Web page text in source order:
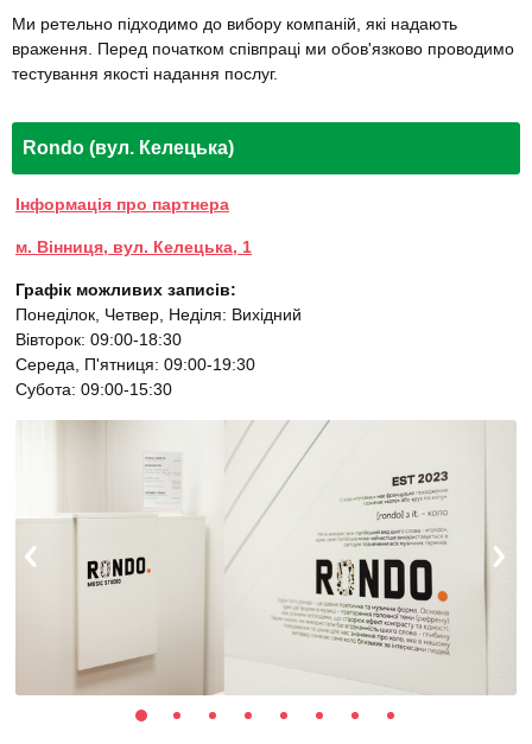
Ми ретельно підходимо до вибору компаній, які надають
враження. Перед початком співпраці ми обов'язково проводимо
тестування якості надання послуг.
Rondo (вул. Келецька)
Інформація про партнера
м. Вінниця, вул. Келецька, 1
Графік можливих записів:
Понеділок, Четвер, Неділя: Вихідний
Вівторок: 09:00-18:30
Середа, П'ятниця: 09:00-19:30
Субота: 09:00-15:30